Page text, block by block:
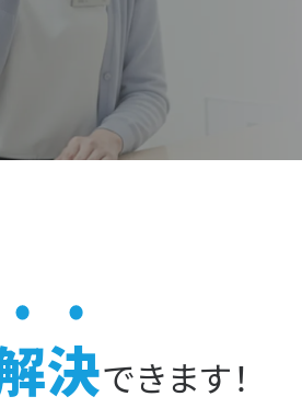
決できます！